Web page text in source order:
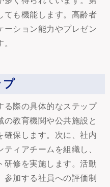
ても機能します。高齢者
ーション能力やプレゼン
プ
る際の具体的なステップ
の教育機関や公共施設と
確保します。次に、社内
ィアチームを組織し、
研修を実施します。活動
加する社員への評価制